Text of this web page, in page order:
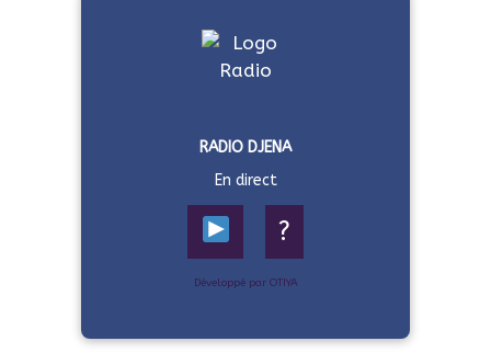
RADIO DJENA
En direct
?
Développé par OTIYA